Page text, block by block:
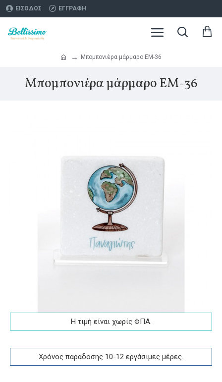
ΕΊΣΟΔΟΣ ΕΓΓΡΑΦΉ
Μπομπονιέρα μάρμαρο ΕΜ-36
Μπομπονιέρα μάρμαρο ΕΜ-36
Η τιμή είναι χωρίς ΦΠA.
Χρόνος παράδοσης 10-12 εργάσιμες μέρες.